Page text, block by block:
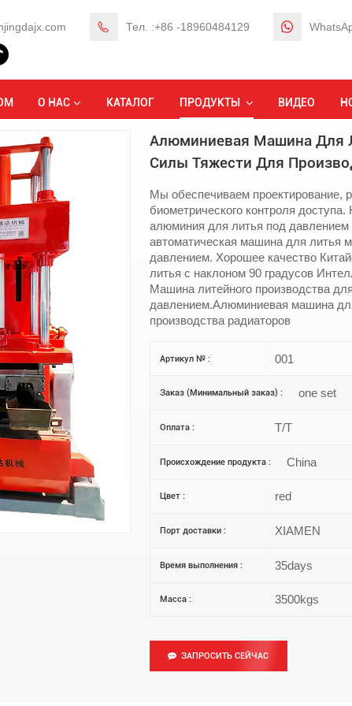
Тел. :+86 -18960484129
О НАС КАТАЛОГ ПРОДУКТЫ ВИДЕО
литья алюминия
Алюминиевая Машина Для
Силы Тяжести Для
Мы обеспечиваем проектирование,
биометрического контроля
алюминия для литья под
автоматическая машина для литья
давлением. Хорошее качество
литья с наклоном 90 градусов
Машина литейного производства
давлением.Алюминиевая машина
производства радиаторов
Артикул № : 001
Заказ (Минимальный заказ) : one set
Оплата : T/T
Происхождение продукта : China
Цвет : red
Порт доставки : XIAMEN
Время выполнения : 35days
Масса : 3500kgs
ЗАПРОСИТЬ СЕЙЧАС